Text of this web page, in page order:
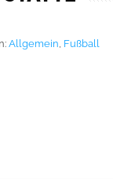
Allgemein Fußball